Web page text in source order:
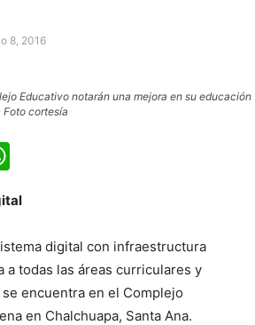
8, 2016
Educativo notarán una mejora en su educación
cortesía
digital con infraestructura
a todas las áreas curriculares y
encuentra en el Complejo
en Chalchuapa, Santa Ana.